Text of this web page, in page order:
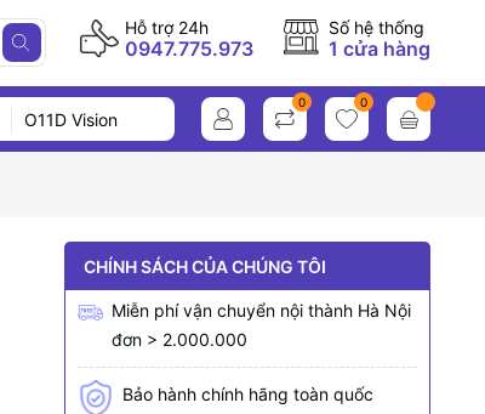
Hỗ trợ 24h
0947.775.973
Số hệ thống
1 cửa hàng
O11D Vision
0 0
CHÍNH SÁCH CỦA CHÚNG TÔI
Miễn phí vận chuyển nội thành Hà Nội
đơn > 2.000.000
Bảo hành chính hãng toàn quốc